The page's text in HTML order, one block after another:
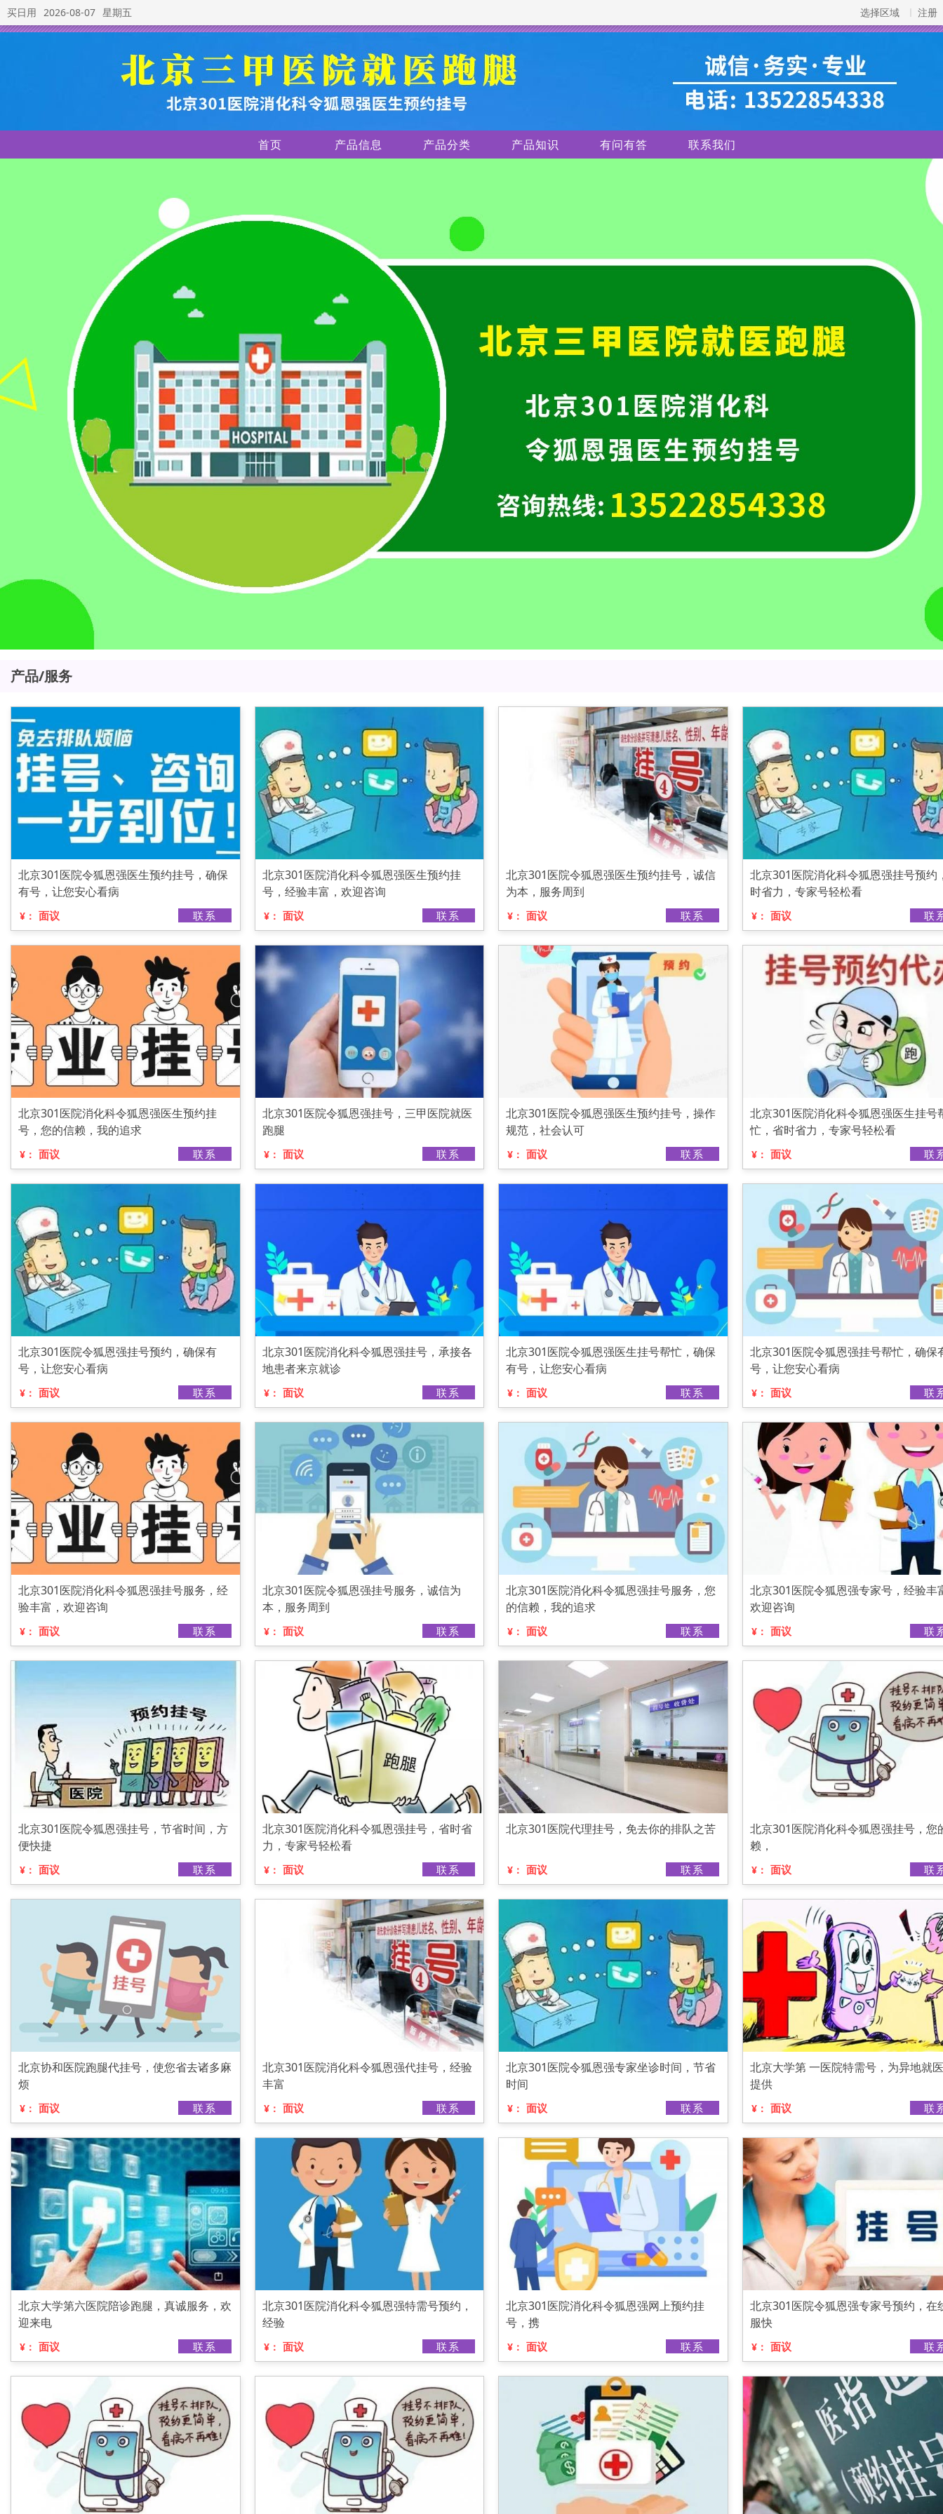
买日用 2026-08-07 星期五 选择区域 注册
首页 产品信息 产品分类 产品知识 有问有答 联系我们
产品/服务
北京301医院令狐恩强医生预约挂号，确保
有号，让您安心看病
¥： 面议 联系
北京301医院消化科令狐恩强医生预约挂
号，经验丰富，欢迎咨询
¥： 面议 联系
北京301医院令狐恩强医生预约挂号，诚信
为本，服务周到
¥： 面议 联系
北京301医院消化科令狐恩强挂号预约
时省力，专家号轻松看
¥： 面议 联
北京301医院消化科令狐恩强医生预约挂
号，您的信赖，我的追求
¥： 面议 联系
北京301医院令狐恩强挂号，三甲医院就医
跑腿
¥： 面议 联系
北京301医院令狐恩强医生预约挂号，操作
规范，社会认可
¥： 面议 联系
北京301医院消化科令狐恩强医生挂号
忙，省时省力，专家号轻松看
¥： 面议 联
北京301医院令狐恩强挂号预约，确保有
号，让您安心看病
¥： 面议 联系
北京301医院消化科令狐恩强挂号，承接各
地患者来京就诊
¥： 面议 联系
北京301医院令狐恩强医生挂号帮忙，确保
有号，让您安心看病
¥： 面议 联系
北京301医院令狐恩强挂号帮忙，确保
号，让您安心看病
¥： 面议 联
北京301医院消化科令狐恩强挂号服务，经
验丰富，欢迎咨询
¥： 面议 联系
北京301医院令狐恩强挂号服务，诚信为
本，服务周到
¥： 面议 联系
北京301医院消化科令狐恩强挂号服务，您
的信赖，我的追求
¥： 面议 联系
北京301医院令狐恩强专家号，经验丰
欢迎咨询
¥： 面议 联
北京301医院令狐恩强挂号，节省时间，方
便快捷
¥： 面议 联系
北京301医院消化科令狐恩强挂号，省时省
力，专家号轻松看
¥： 面议 联系
北京301医院代理挂号，免去你的排队之苦
¥： 面议 联系
北京301医院消化科令狐恩强挂号，您
赖，
¥： 面议 联
北京协和医院跑腿代挂号，使您省去诸多麻
烦
¥： 面议 联系
北京301医院消化科令狐恩强代挂号，经验
丰富
¥： 面议 联系
北京301医院令狐恩强专家坐诊时间，节省
时间
¥： 面议 联系
北京大学第 一医院特需号，为异地就
提供
¥： 面议 联
北京大学第六医院陪诊跑腿，真诚服务，欢
迎来电
¥： 面议 联系
北京301医院消化科令狐恩强特需号预约，
经验
¥： 面议 联系
北京301医院消化科令狐恩强网上预约挂
号，携
¥： 面议 联系
北京301医院令狐恩强专家号预约，在
服快
¥： 面议 联